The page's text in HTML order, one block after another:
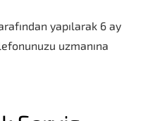
yapılarak 6 ay
uzmanına